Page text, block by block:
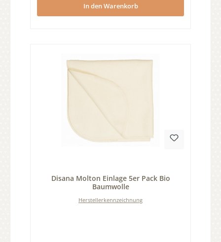
In den Warenkorb
Disana Molton Einlage 5er Pack Bio
Baumwolle
Herstellerkennzeichnung